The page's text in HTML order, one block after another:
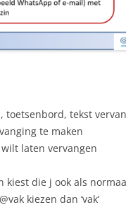
toetsenbord, tekst
te maken
laten vervangen
kiest die j ook als
kiezen dan ‘vak’